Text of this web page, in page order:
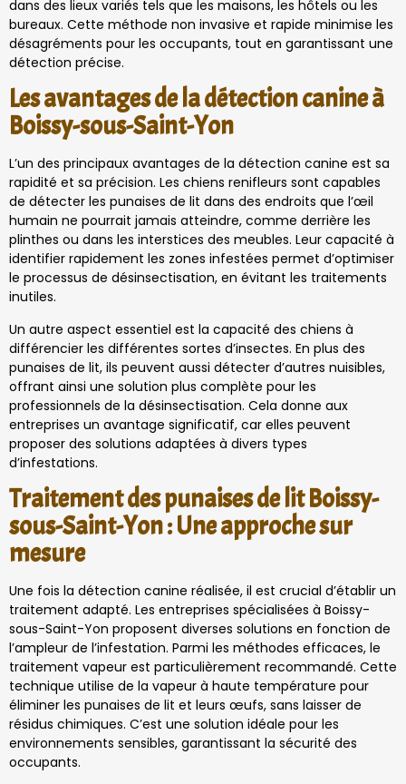
dans des lieux variés tels que les maisons, les hôtels ou les
bureaux. Cette méthode non invasive et rapide minimise les
désagréments pour les occupants, tout en garantissant une
détection précise.
Les avantages de la détection canine à
Boissy-sous-Saint-Yon
L’un des principaux avantages de la détection canine est sa
rapidité et sa précision. Les chiens renifleurs sont capables
de détecter les punaises de lit dans des endroits que l’œil
humain ne pourrait jamais atteindre, comme derrière les
plinthes ou dans les interstices des meubles. Leur capacité à
identifier rapidement les zones infestées permet d’optimiser
le processus de désinsectisation, en évitant les traitements
inutiles.
Un autre aspect essentiel est la capacité des chiens à
différencier les différentes sortes d’insectes. En plus des
punaises de lit, ils peuvent aussi détecter d’autres nuisibles,
offrant ainsi une solution plus complète pour les
professionnels de la désinsectisation. Cela donne aux
entreprises un avantage significatif, car elles peuvent
proposer des solutions adaptées à divers types
d’infestations.
Traitement des punaises de lit Boissy-
sous-Saint-Yon : Une approche sur
mesure
Une fois la détection canine réalisée, il est crucial d’établir un
traitement adapté. Les entreprises spécialisées à Boissy-
sous-Saint-Yon proposent diverses solutions en fonction de
l’ampleur de l’infestation. Parmi les méthodes efficaces, le
traitement vapeur est particulièrement recommandé. Cette
technique utilise de la vapeur à haute température pour
éliminer les punaises de lit et leurs œufs, sans laisser de
résidus chimiques. C’est une solution idéale pour les
environnements sensibles, garantissant la sécurité des
occupants.